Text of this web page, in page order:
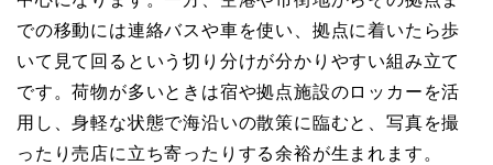
での移動には連絡バスや車を使い、拠点に着いたら歩
いて見て回るという切り分けが分かりやすい組み立て
です。荷物が多いときは宿や拠点施設のロッカーを活
用し、身軽な状態で海沿いの散策に臨むと、写真を撮
ったり売店に立ち寄ったりする余裕が生まれます。